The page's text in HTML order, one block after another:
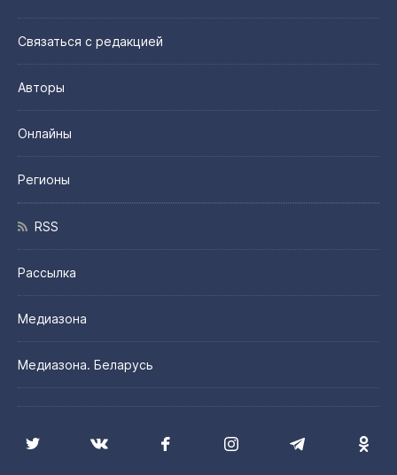
Связаться с редакцией
Авторы
Онлайны
Регионы
RSS
Рассылка
Медиазона
Медиазона. Беларусь